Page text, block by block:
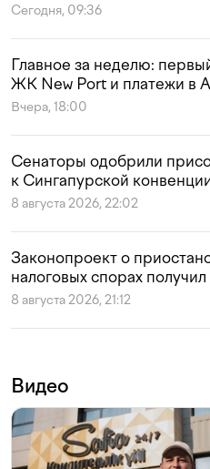
Сегодня, 09:36
Главное за неделю:
ЖК New Port и платежи в
Вчера, 18:00
Сенаторы одобрили
к Сингапурской
8 августа 2026, 22:02
Законопроект о
налоговых спорах
8 августа 2026, 21:12
Видео